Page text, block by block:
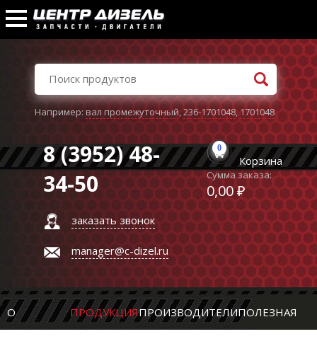
Например:вал промежуточный,236-1701048,1701048
8 (3952) 48-
34-50
заказать звонок
manager@c-dizel.ru
0
Корзина
Сумма заказа:
0,00 ₽
О ПРОДУКЦИЯПРОИЗВОДИТЕЛИПОЛЕЗНАЯ